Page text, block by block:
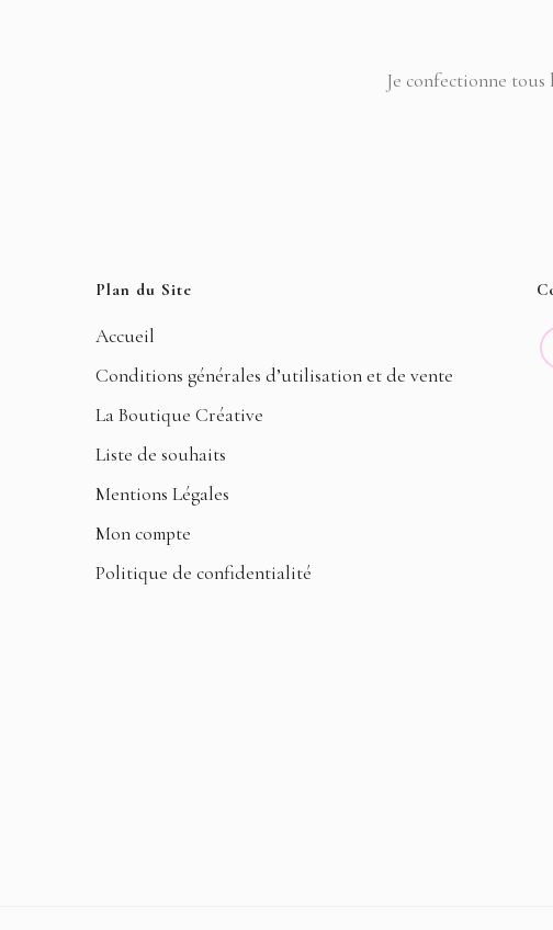
Je confectionne tous
Plan du Site
Accueil
Conditions générales d’utilisation et de vente
La Boutique Créative
Liste de souhaits
Mentions Légales
Mon compte
Politique de confidentialité